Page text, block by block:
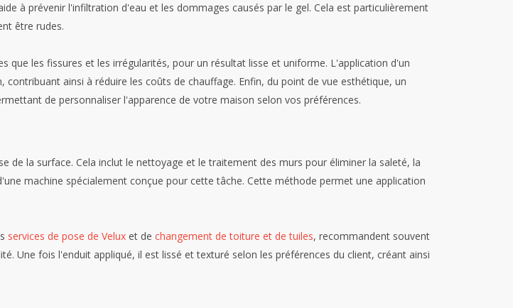
à prévenir l'infiltration d'eau et les dommages causés par le gel. Cela est particulièrement
être rudes.
les fissures et les irrégularités, pour un résultat lisse et uniforme. L'application d'un
ainsi à réduire les coûts de chauffage. Enfin, du point de vue esthétique, un
de personnaliser l'apparence de votre maison selon vos préférences.
la surface. Cela inclut le nettoyage et le traitement des murs pour éliminer la saleté, la
machine spécialement conçue pour cette tâche. Cette méthode permet une application
services de pose de Velux et de changement de toiture et de tuiles, recommandent souvent
Une fois l'enduit appliqué, il est lissé et texturé selon les préférences du client, créant ainsi